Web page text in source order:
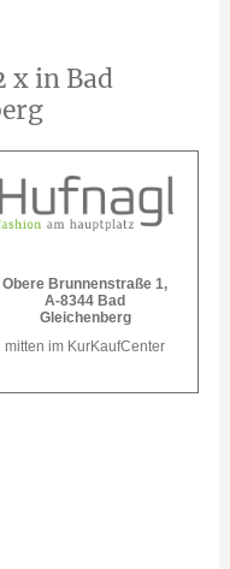
x in Bad
Obere Brunnenstraße 1,
A-8344 Bad
Gleichenberg
mitten im KurKaufCenter